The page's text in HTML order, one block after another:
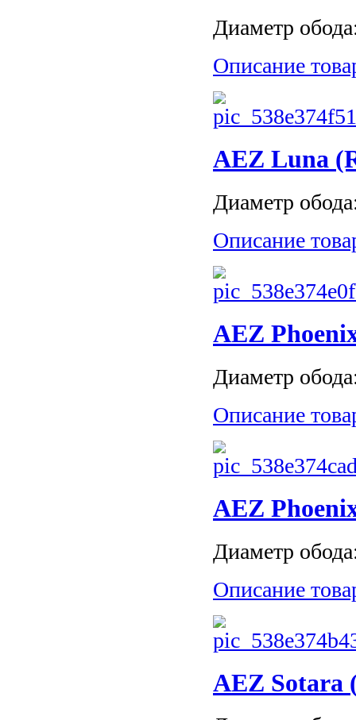
Диаметр
Описание
AEZ Luna
Диаметр
Описание
AEZ
Диаметр
Описание
AEZ
Диаметр
Описание
AEZ Sotara